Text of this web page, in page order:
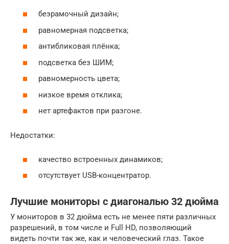
безрамочный дизайн;
равномерная подсветка;
антибликовая плёнка;
подсветка без ШИМ;
равномерность цвета;
низкое время отклика;
нет артефактов при разгоне.
Недостатки:
качество встроенных динамиков;
отсутствует USB-концентратор.
Лучшие мониторы с диагональю 32 дюйма
У мониторов в 32 дюйма есть не менее пяти различных
разрешений, в том числе и Full HD, позволяющий
видеть почти так же, как и человеческий глаз. Такое